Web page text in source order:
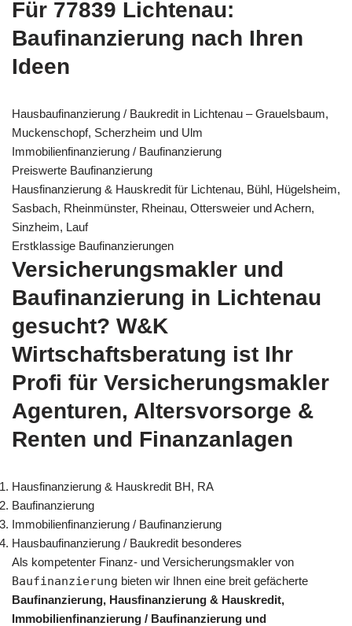
Für 77839 Lichtenau:
Baufinanzierung nach Ihren
Ideen
Hausbaufinanzierung / Baukredit in Lichtenau – Grauelsbaum,
Muckenschopf, Scherzheim und Ulm
Immobilienfinanzierung / Baufinanzierung
Preiswerte Baufinanzierung
Hausfinanzierung & Hauskredit für Lichtenau, Bühl, Hügelsheim,
Sasbach, Rheinmünster, Rheinau, Ottersweier und Achern,
Sinzheim, Lauf
Erstklassige Baufinanzierungen
Versicherungsmakler und
Baufinanzierung in Lichtenau
gesucht? W&K
Wirtschaftsberatung ist Ihr
Profi für Versicherungsmakler
Agenturen, Altersvorsorge &
Renten und Finanzanlagen
Hausfinanzierung & Hauskredit BH, RA
Baufinanzierung
Immobilienfinanzierung / Baufinanzierung
Hausbaufinanzierung / Baukredit besonderes
Als kompetenter Finanz- und Versicherungsmakler von
Baufinanzierung bieten wir Ihnen eine breit gefächerte
Baufinanzierung, Hausfinanzierung & Hauskredit,
Immobilienfinanzierung / Baufinanzierung und